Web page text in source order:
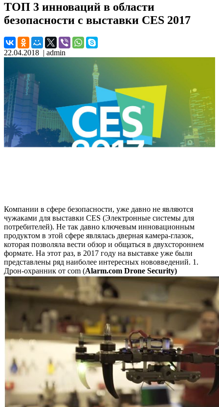
ТОП 3 инноваций в области
безопасности с выставки CES 2017
22.04.2018 | admin
Компании в сфере безопасности, уже давно не являются
чужаками для выставки CES (Электронные системы для
потребителей). Не так давно ключевым инновационным
продуктом в этой сфере являлась дверная камера-глазок,
которая позволяла вести обзор и общаться в двухстороннем
формате. На этот раз, в 2017 году на выставке уже были
представлены ряд наиболее интересных нововведений. 1.
Дрон-охранник от com (Alarm.com Drone Security)